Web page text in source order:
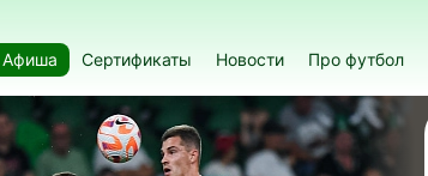
Афиша Сертификаты Новости Про футбол